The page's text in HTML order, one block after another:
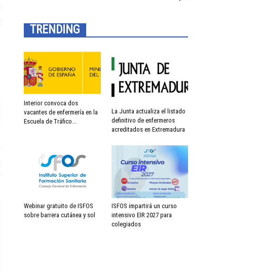
TRENDING
Interior convoca dos
vacantes de enfermería en la
Escuela de Tráfico...
La Junta actualiza el listado
definitivo de enfermeros
acreditados en Extremadura
Webinar gratuito de ISFOS
sobre barrera cutánea y sol
ISFOS impartirá un curso
intensivo EIR 2027 para
colegiados